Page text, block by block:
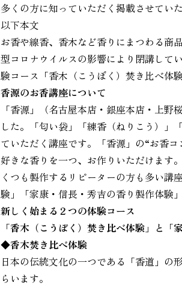
多くの方に知っていただく掲載させていた
以下本文
お香や線香、香木など香りにまつわる
型コロナウイルスの影響により閉講して
験コース「香木（こうぼく）焚き比べ体
香源のお香講座について
「香源」（名古屋本店・銀座本店・上
した。「匂い袋」「練香（ねりこう）」
ていただく講座です。「香源」の“お香
好きな香りを一つ、お作りいただけます
くつも製作するリピーターの方も多い
験」「家康・信長・秀吉の香り製作体験
新しく始まる２つの体験コース
「香木（こうぼく）焚き比べ体験」と「
◆香木焚き比べ体験
日本の伝統文化の一つである「香道」の
らいます。